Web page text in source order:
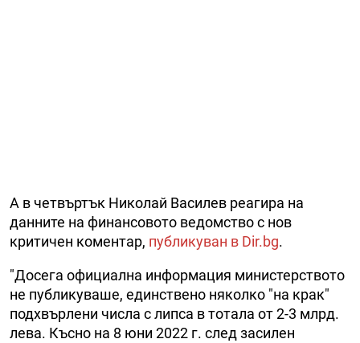
А в четвъртък Николай Василев реагира на
данните на финансовото ведомство с нов
критичен коментар, публикуван в Dir.bg.
"Досега официална информация министерството
не публикуваше, единствено няколко "на крак"
подхвърлени числа с липса в тотала от 2-3 млрд.
лева. Късно на 8 юни 2022 г. след засилен